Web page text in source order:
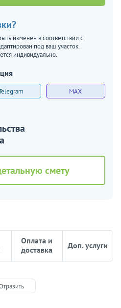
изменен в соответствии с
под ваш участок.
индивидуально.
MAX
смету
Оплата и
доставка
Доп. услуги